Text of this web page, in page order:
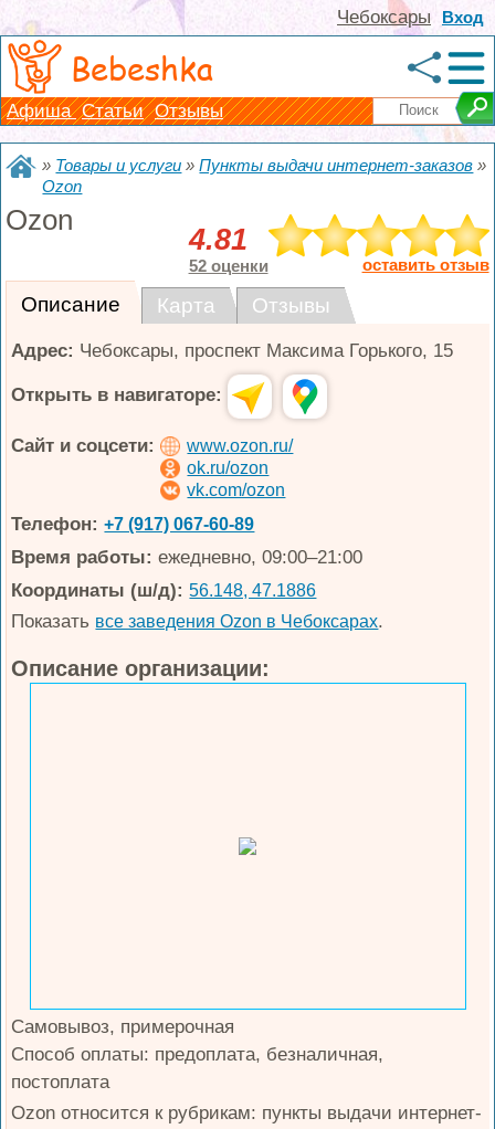
Вход
Чебоксары
Bebeshka
Афиша Статьи Отзывы
» Товары и услуги »Пункты выдачи интернет-заказов »
Ozon
Ozon
4.81
52 оценки оставить отзыв
Описание Карта Отзывы
Адрес: Чебоксары, проспект Максима Горького, 15
Открыть в навигаторе:
Сайт и соцсети:
www.ozon.ru/
ok.ru/ozon
vk.com/ozon
Телефон: +7 (917) 067-60-89
Время работы: ежедневно, 09:00–21:00
Координаты (ш/д): 56.148, 47.1886
Показать все заведения Ozon в Чебоксарах.
Описание организации:
Самовывоз, примерочная
Способ оплаты: предоплата, безналичная,
постоплата
Ozon относится к рубрикам: пункты выдачи интернет-